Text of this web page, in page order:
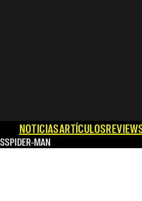
NOTICIASARTÍCULOS
SPIDER-MAN